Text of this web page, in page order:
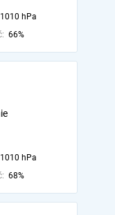
1010 hPa
66%
1010 hPa
68%